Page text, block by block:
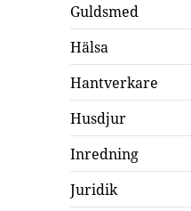
Guldsmed
Hälsa
Hantverkare
Husdjur
Inredning
Juridik